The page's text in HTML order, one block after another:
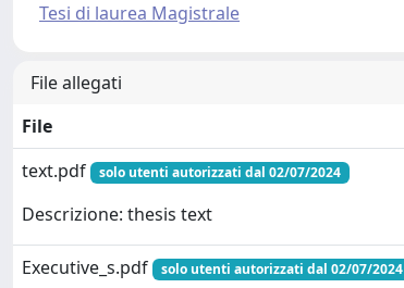
Tesi di laurea Magistrale
File allegati
File
text.pdf
solo utenti autorizzati dal 02/07/2024
Descrizione: thesis text
Executive_s.pdf solo utenti autorizzati dal 02/07/2024